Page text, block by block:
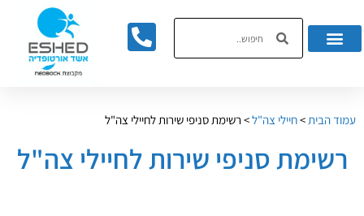
עמוד הבית >חיילי צה"ל> רשימת סניפי שירות לחיילי צה"ל
רשימת סניפי שירות לחיילי צה"ל